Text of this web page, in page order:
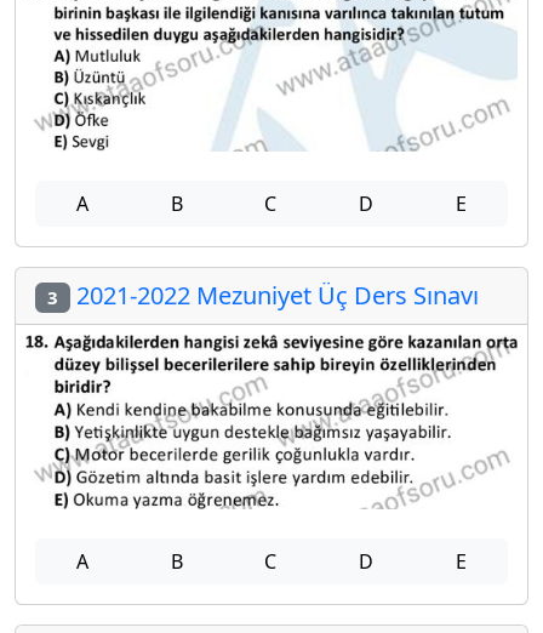
A B C D E
3 2021-2022 Mezuniyet Üç Ders Sınavı
A B C D E